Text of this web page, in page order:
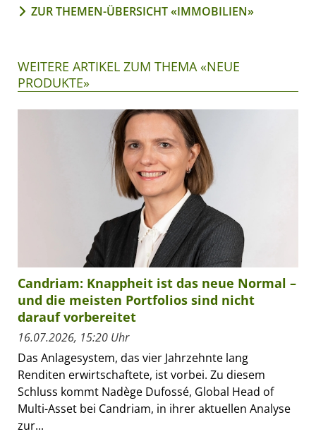
ZUR THEMEN-ÜBERSICHT «IMMOBILIEN»
WEITERE ARTIKEL ZUM THEMA «NEUE
PRODUKTE»
Candriam: Knappheit ist das neue Normal –
und die meisten Portfolios sind nicht
darauf vorbereitet
16.07.2026, 15:20 Uhr
Das Anlagesystem, das vier Jahrzehnte lang
Renditen erwirtschaftete, ist vorbei. Zu diesem
Schluss kommt Nadège Dufossé, Global Head of
Multi-Asset bei Candriam, in ihrer aktuellen Analyse
zur...